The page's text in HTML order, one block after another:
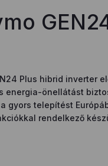
Plus hibrid inverter
energia-önellátást
gyors telepítést
rendelkező